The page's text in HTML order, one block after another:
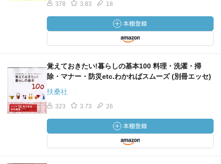
378 3.83 18
覚えておきたい!暮らしの基本100 料理・洗濯・掃
除・マナー・防災etc.わかればスムーズ (別冊エッセ)
扶桑社
323 3.73 26